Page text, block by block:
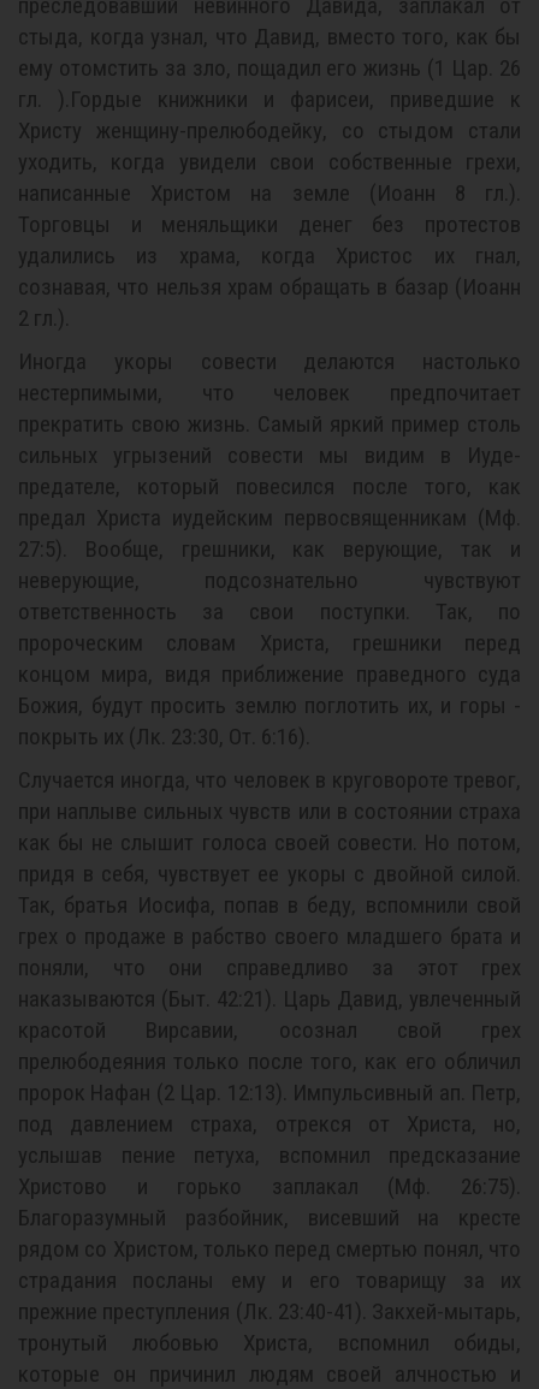
стыда, когда узнал, что Давид, вместо того, как бы
ему отомстить за зло, пощадил его жизнь (1 Цар. 26
гл. ).Гордые книжники и фарисеи, приведшие к
Христу женщину-прелюбодейку, со стыдом стали
уходить, когда увидели свои собственные грехи,
написанные Христом на земле (Иоанн 8 гл.).
Торговцы и меняльщики денег без протестов
удалились из храма, когда Христос их гнал,
сознавая, что нельзя храм обращать в базар (Иоанн
2 гл.).
Иногда укоры совести делаются настолько
нестерпимыми, что человек предпочитает
прекратить свою жизнь. Самый яркий пример столь
сильных угрызений совести мы видим в Иуде-
предателе, который повесился после того, как
предал Христа иудейским первосвященникам (Мф.
27:5). Вообще, грешники, как верующие, так и
неверующие, подсознательно чувствуют
ответственность за свои поступки. Так, по
пророческим словам Христа, грешники перед
концом мира, видя приближение праведного суда
Божия, будут просить землю поглотить их, и горы -
покрыть их (Лк. 23:30, От. 6:16).
Случается иногда, что человек в круговороте тревог,
при наплыве сильных чувств или в состоянии страха
как бы не слышит голоса своей совести. Но потом,
придя в себя, чувствует ее укоры с двойной силой.
Так, братья Иосифа, попав в беду, вспомнили свой
грех о продаже в рабство своего младшего брата и
поняли, что они справедливо за этот грех
наказываются (Быт. 42:21). Царь Давид, увлеченный
красотой Вирсавии, осознал свой грех
прелюбодеяния только после того, как его обличил
пророк Нафан (2 Цар. 12:13). Импульсивный ап. Петр,
под давлением страха, отрекся от Христа, но,
услышав пение петуха, вспомнил предсказание
Христово и горько заплакал (Мф. 26:75).
Благоразумный разбойник, висевший на кресте
рядом со Христом, только перед смертью понял, что
страдания посланы ему и его товарищу за их
прежние преступления (Лк. 23:40-41). Закхей-мытарь,
тронутый любовью Христа, вспомнил обиды,
которые он причинил людям своей алчностью и